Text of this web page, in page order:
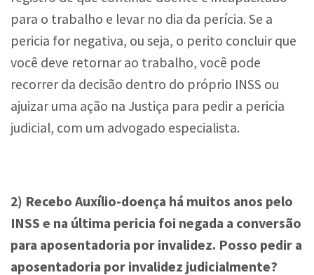
para o trabalho e levar no dia da perícia. Se a
pericia for negativa, ou seja, o perito concluir que
você deve retornar ao trabalho, você pode
recorrer da decisão dentro do próprio INSS ou
ajuizar uma ação na Justiça para pedir a pericia
judicial, com um advogado especialista.
2) Recebo Auxílio-doença há muitos anos pelo
INSS e na última pericia foi negada a conversão
para aposentadoria por invalidez. Posso pedir a
aposentadoria por invalidez judicialmente?